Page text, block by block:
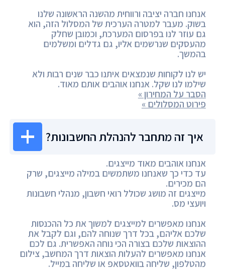
אנחנו חברה יציבה ורווחית מהשנה הראשונה שלנו
בשוק. מעבר למטרה הערכית של המסלול הזה, הוא
גם עוזר לנו בפרסום המערכת, וכמובן שחלק
מהעסקים שנרשמים אליו, גם גדלים ומשלמים
בהמשך.
יש לנו לקוחות שנמצאים איתנו כבר שנים רבות ולא
שילמו לנו שקל. אנחנו אוהבים אותם מאוד.
הסבר על המחירון »
פירוט המסלולים »
איך זה מתחבר להנהלת החשבונות?
אנחנו אוהבים מאוד מייצגים.
עד כדי כך שאנחנו משתמשים במילה מייצגים, שרק
הם מכירים.
מייצגים זה מושג שכולל רואי חשבון, מנהלי חשבונות
ויועצי מס.
אנחנו מאפשרים למייצגים למשוך את כל ההכנסות
שלכם אליהם, בכל דרך שנוחה להם, וגם לקבל את
ההוצאות שלכם בצורה הכי נוחה האפשרית. גם לכם
אנחנו מאפשרים להעלות הוצאות דרך המחשב, צילום
מהטלפון, שליחה בוואטסאפ או שליחה במייל.